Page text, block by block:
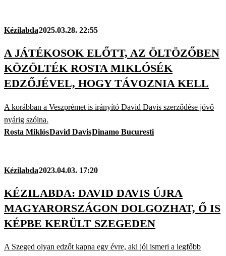
Kézilabda2025.03.28. 22:55
A JÁTÉKOSOK ELŐTT, AZ ÖLTÖZŐBEN
KÖZÖLTÉK ROSTA MIKLÓSÉK
EDZŐJÉVEL, HOGY TÁVOZNIA KELL
A korábban a Veszprémet is irányító David Davis szerződése jövő
nyárig szólna.
Rosta MiklósDavid DavisDinamo Bucuresti
Kézilabda2023.04.03. 17:20
KÉZILABDA: DAVID DAVIS ÚJRA
MAGYARORSZÁGON DOLGOZHAT, Ő IS
KÉPBE KERÜLT SZEGEDEN
A Szeged olyan edzőt kapna egy évre, aki jól ismeri a legfőbb